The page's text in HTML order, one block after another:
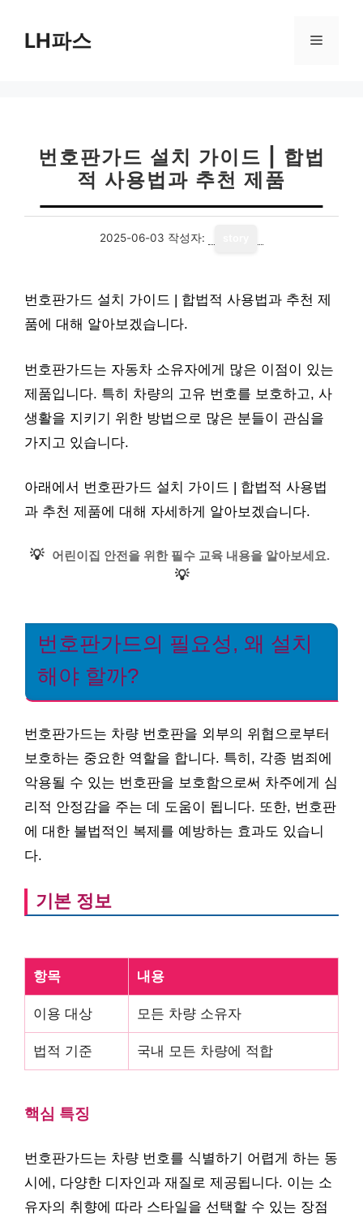
LH파스 메
번호판가드 설치 가이드 | 합법
적 사용법과 추천 제품
2025-06-03 작성자:
번호판가드 설치 가이드 | 합법적 사용법과 추천 제
품에 대해 알아보겠습니다.
번호판가드는 자동차 소유자에게 많은 이점이 있는
제품입니다. 특히 차량의 고유 번호를 보호하고, 사
생활을 지키기 위한 방법으로 많은 분들이 관심을
가지고 있습니다.
아래에서 번호판가드 설치 가이드 | 합법적 사용법
과 추천 제품에 대해 자세하게 알아보겠습니다.
💡 어린이집 안전을 위한 필수 교육 내용을 알아보세요.
💡
번호판가드의 필요성, 왜 설치
해야 할까?
번호판가드는 차량 번호판을 외부의 위협으로부터
보호하는 중요한 역할을 합니다. 특히, 각종 범죄에
악용될 수 있는 번호판을 보호함으로써 차주에게 심
리적 안정감을 주는 데 도움이 됩니다. 또한, 번호판
에 대한 불법적인 복제를 예방하는 효과도 있습니
다.
기본 정보
항목 내용
이용 대상 모든 차량 소유자
법적 기준 국내 모든 차량에 적합
핵심 특징
번호판가드는 차량 번호를 식별하기 어렵게 하는 동
시에, 다양한 디자인과 재질로 제공됩니다. 이는 소
유자의 취향에 따라 스타일을 선택할 수 있는 장점